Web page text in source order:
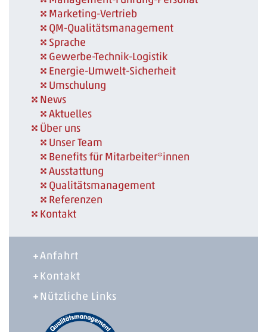
Marketing-Vertrieb
QM-Qualitätsmanagement
Sprache
Gewerbe-Technik-Logistik
Energie-Umwelt-Sicherheit
Umschulung
News
Aktuelles
Über uns
Unser Team
Benefits für Mitarbeiter*innen
Ausstattung
Qualitätsmanagement
Referenzen
Kontakt
Anfahrt
Kontakt
Nützliche Links